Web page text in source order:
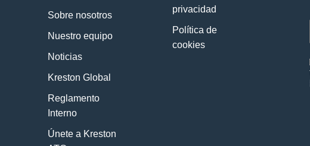
Sobre nosotros
Nuestro equipo
Noticias
Kreston Global
Reglamento
Interno
Únete a Kreston
privacidad
Política de
cookies